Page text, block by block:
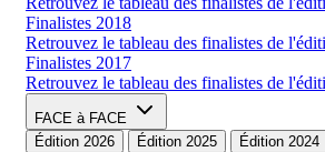
Finalistes 2018
Retrouvez le tableau des finalistes de
Finalistes 2017
Retrouvez le tableau des finalistes de
FACE à FACE
Édition 2026
Édition 2025 Édition 2024